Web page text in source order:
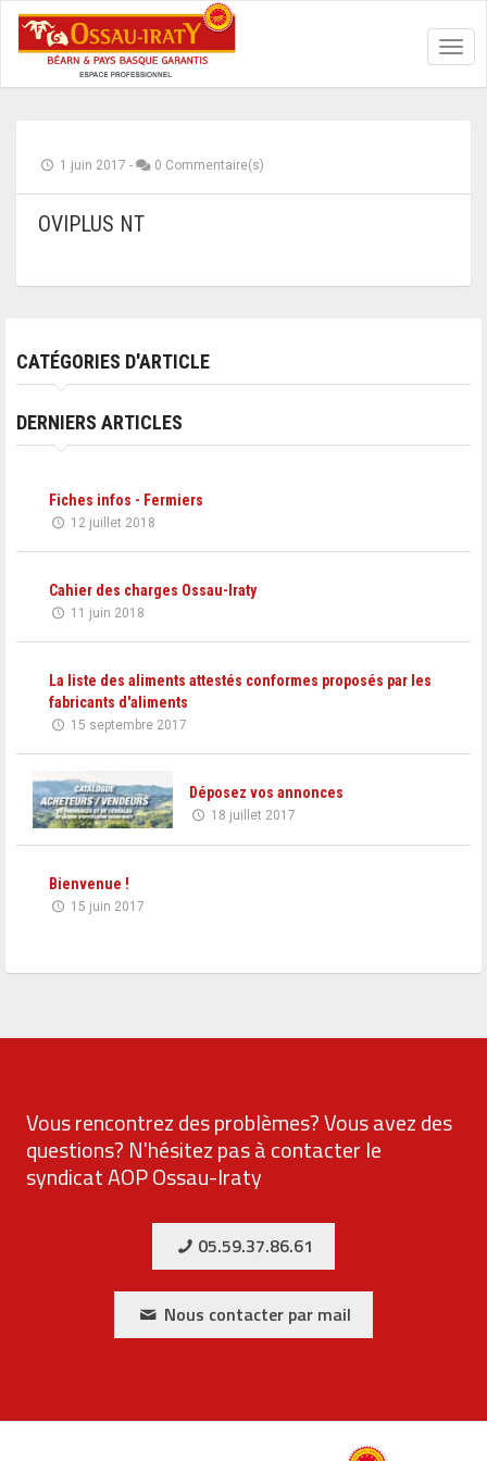
1 juin 2017 - 0 Commentaire(s)
OVIPLUS NT
CATÉGORIES D'ARTICLE
DERNIERS ARTICLES
Fiches infos - Fermiers
12 juillet 2018
Cahier des charges Ossau-Iraty
11 juin 2018
La liste des aliments attestés conformes proposés par les
fabricants d'aliments
15 septembre 2017
Déposez vos annonces
18 juillet 2017
Bienvenue !
15 juin 2017
Vous rencontrez des problèmes? Vous avez des
questions? N'hésitez pas à contacter le
syndicat AOP Ossau-Iraty
05.59.37.86.61
Nous contacter par mail